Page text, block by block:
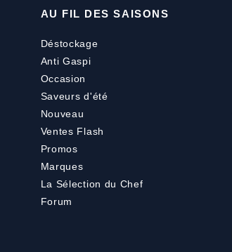
AU FIL DES SAISONS
Déstockage
Anti Gaspi
Occasion
Saveurs d'été
Nouveau
Ventes Flash
Promos
Marques
La Sélection du Chef
Forum